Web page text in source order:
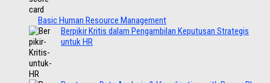
Basic Human Resource Management
Berpikir Kritis dalam Pengambilan Keputusan Strategis
untuk HR